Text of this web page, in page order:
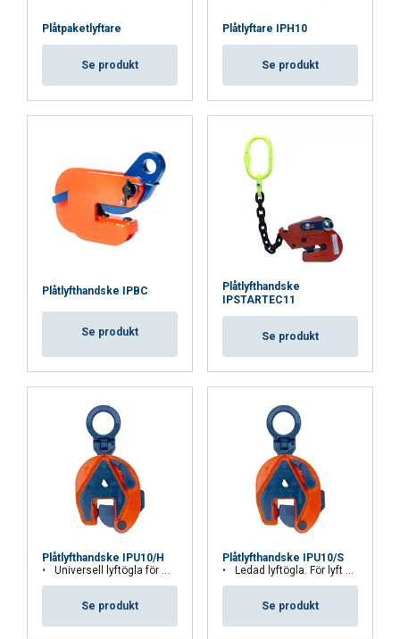
Plåtpaketlyftare
Se produkt
Plåtlyftare IPH10
Se produkt
Plåtlyfthandske IPBC
Se produkt
Plåtlyfthandske
IPSTARTEC11
Se produkt
Plåtlyfthandske IPU10/H
Universell lyftögla för mycket hårda material
Se produkt
Plåtlyfthandske IPU10/S
Ledad lyftögla. För lyft av produkter i rostfritt stål.
Se produkt
ACCEPTERA ALLA
AVVISA ALLT
Cookie Policy